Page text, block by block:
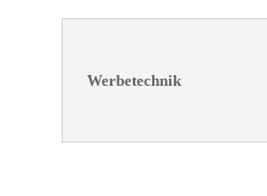
Werbetechnik